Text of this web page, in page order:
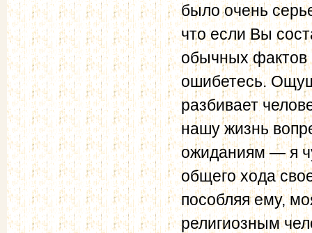
было очень
что если Вы
обычных фактов
ошибетесь.
разбивает
нашу жизнь
ожиданиям — я
общего хода
пособляя ему,
религиозным